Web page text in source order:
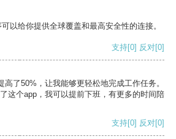
以给你提供全球覆盖和最高安全性的连接。
支持[0] 反对[0]
了50%，让我能够更轻松地完成工作任务。
这个app，我可以提前下班，有更多的时间陪
支持[0] 反对[0]